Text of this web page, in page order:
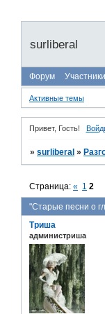
surliberal
Форум Участники
Активные темы
Привет, Гость!
»surliberal »
"Старые песни о
Страница:« 1 2
Триша
администриша